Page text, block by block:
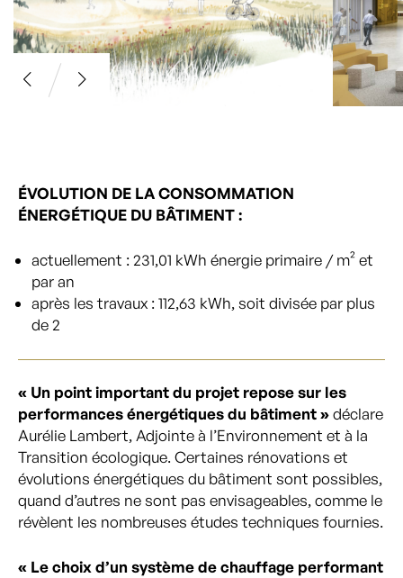
ÉVOLUTION DE LA CONSOMMATION
ÉNERGÉTIQUE DU BÂTIMENT :
actuellement : 231,01 kWh énergie primaire / m² et
par an
après les travaux : 112,63 kWh, soit divisée par plus
de 2
« Un point important du projet repose sur les
performances énergétiques du bâtiment »déclare
Aurélie Lambert, Adjointe à l’Environnement et à la
Transition écologique. Certaines rénovations et
évolutions énergétiques du bâtiment sont possibles,
quand d’autres ne sont pas envisageables, comme le
révèlent les nombreuses études techniques fournies.
« Le choix d’un système de chauffage performant